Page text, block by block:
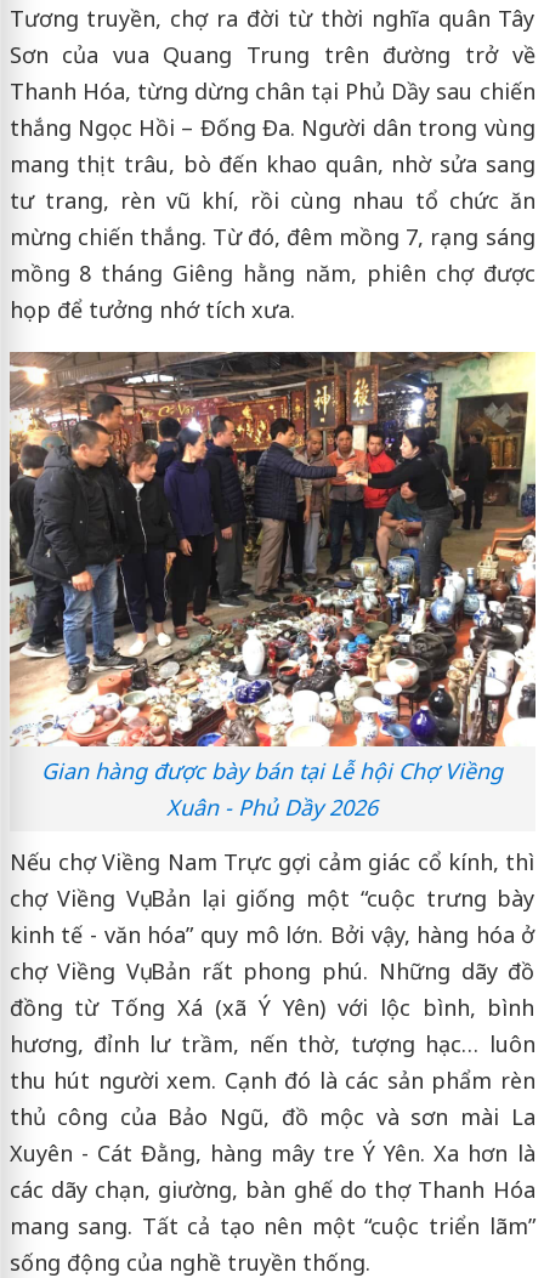
Tương truyền, chợ ra đời từ thời nghĩa quân Tây
Sơn của vua Quang Trung trên đường trở về
Thanh Hóa, từng dừng chân tại Phủ Dầy sau chiến
thắng Ngọc Hồi – Đống Đa. Người dân trong vùng
mang thịt trâu, bò đến khao quân, nhờ sửa sang
tư trang, rèn vũ khí, rồi cùng nhau tổ chức ăn
mừng chiến thắng. Từ đó, đêm mồng 7, rạng sáng
mồng 8 tháng Giêng hằng năm, phiên chợ được
họp để tưởng nhớ tích xưa.
Gian hàng được bày bán tại Lễ hội Chợ Viềng
Xuân - Phủ Dầy 2026
Nếu chợ Viềng Nam Trực gợi cảm giác cổ kính, thì
chợ Viềng Vụ Bản lại giống một “cuộc trưng bày
kinh tế - văn hóa” quy mô lớn. Bởi vậy, hàng hóa ở
chợ Viềng Vụ Bản rất phong phú. Những dãy đồ
đồng từ Tống Xá (xã Ý Yên) với lộc bình, bình
hương, đỉnh lư trầm, nến thờ, tượng hạc… luôn
thu hút người xem. Cạnh đó là các sản phẩm rèn
thủ công của Bảo Ngũ, đồ mộc và sơn mài La
Xuyên - Cát Đằng, hàng mây tre Ý Yên. Xa hơn là
các dãy chạn, giường, bàn ghế do thợ Thanh Hóa
mang sang. Tất cả tạo nên một “cuộc triển lãm”
sống động của nghề truyền thống.